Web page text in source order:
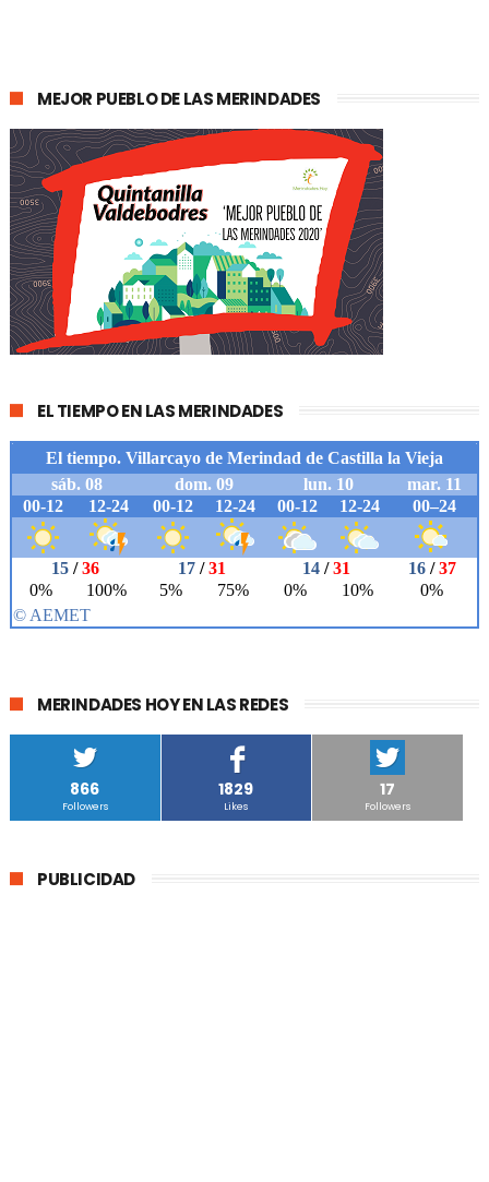
MEJOR PUEBLO DE LAS MERINDADES
EL TIEMPO EN LAS MERINDADES
MERINDADES HOY EN LAS REDES
866
Followers
1829
Likes
17
Followers
PUBLICIDAD